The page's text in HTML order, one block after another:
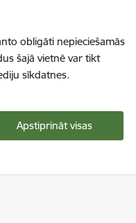
obligāti nepieciešamās
šajā vietnē var tikt
sīkdatnes.
Apstiprināt visas